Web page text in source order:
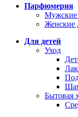
Парфюмерия
Мужские
Женские
Для детей
Уход
Бытовая